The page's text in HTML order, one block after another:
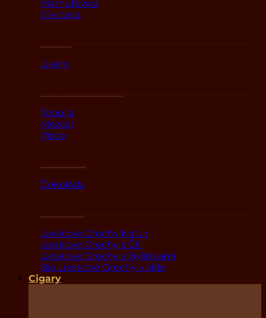
Marhuľovica
Slivovica
Likéry
Tequila
Mezcal
Pisco
Čokoláda
Lieskové Orechy Natur
Lieskové Orechy s Čili
Lieskové Orechy s Bylinkami
Bio Lieskové Orechy v skle
Cigary